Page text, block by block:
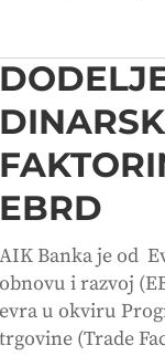
EBRD
AIK Banka je od
obnovu i razvoj
evra u okviru
trgovine (Trade